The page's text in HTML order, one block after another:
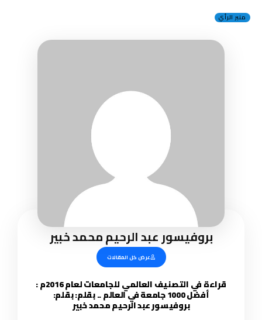
منبر الرأي
بروفيسور عبد الرحيم محمد خبير
عرض كل المقالات
قراءة في التصنيف العالمي للجامعات لعام 2016م :
أفضل 1000 جامعة في العالم .. بقلم: بقلم:
بروفيسور عبد الرحيم محمد خبير